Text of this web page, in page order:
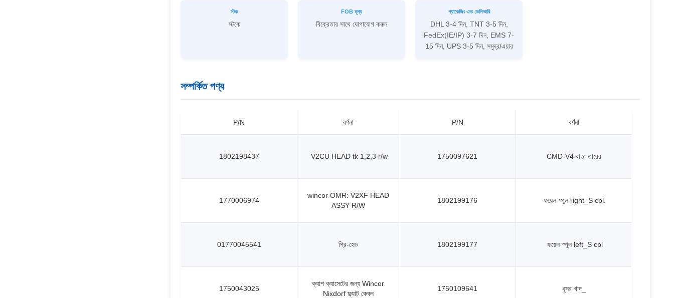
স্টক
স্টকে
FOB মূল্য
বিক্রেতার সাথে যোগাযোগ করুন
প্যাকেজিং এবং ডেলিভারি
DHL 3-4 দিন, TNT 3-5 দিন,
FedEx(IE/IP) 3-7 দিন, EMS 7-
15 দিন, UPS 3-5 দিন, সমুদ্র/এয়ার
সম্পর্কিত পণ্য
P/N বর্ণনা P/N বর্ণনা
1802198437 V2CU HEAD tk 1,2,3 r/w 1750097621 CMD-V4 বাতা তারের
1770006974
wincor OMR: V2XF HEAD
ASSY R/W
1802199176 ফয়েল স্পুল right_S cpl.
01770045541 প্রি-হেড 1802199177 ফয়েল স্পুল left_S cpl
1750043025
ক্যাশ ক্যাসেটের জন্য Wincor
Nixdorf ফ্ল্যাট কেবল
1750109641 ধূসর খাদ_